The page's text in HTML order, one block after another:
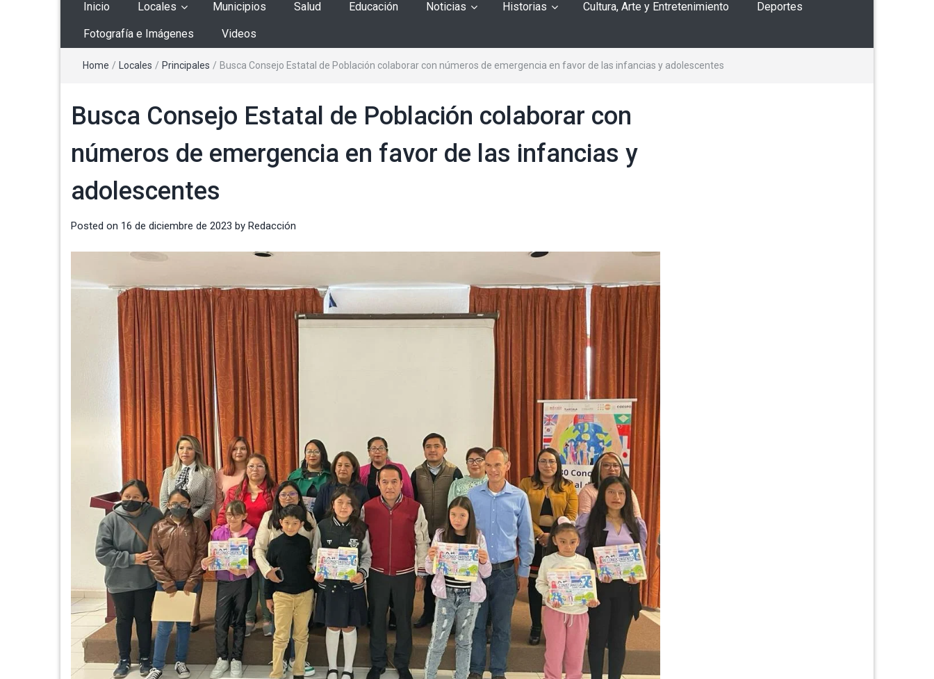
Inicio Locales Municipios Salud Educación Noticias Historias Cultura, Arte y Entretenimiento Deportes
Fotografía e Imágenes Videos
Home / Locales / Principales / Busca Consejo Estatal de Población colaborar con números de emergencia en favor de las infancias y adolescentes
Busca Consejo Estatal de Población colaborar con
números de emergencia en favor de las infancias y
adolescentes
Posted on 16 de diciembre de 2023 by Redacción